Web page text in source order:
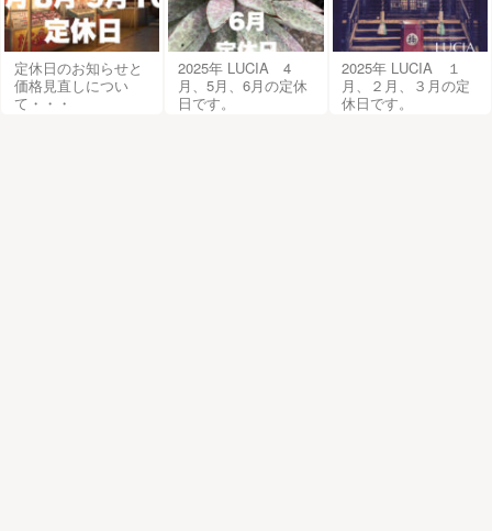
定休日のお知らせと
価格見直しについ
て・・・
2025年 LUCIA 4
月、5月、6月の定休
日です。
2025年 LUCIA １
月、２月、３月の定
休日です。